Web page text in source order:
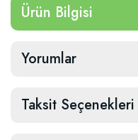
Ürün Bilgisi
Yorumlar
Taksit Seçenekleri